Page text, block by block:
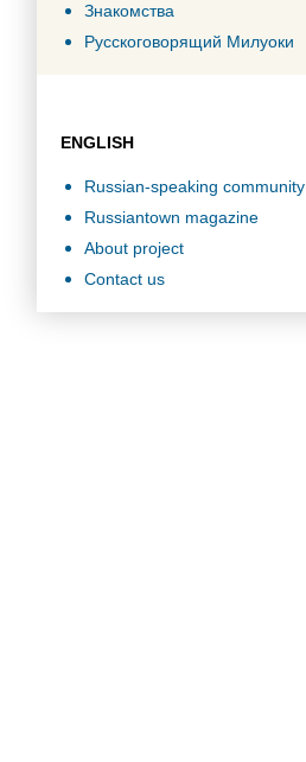
Знакомства
Русскоговорящий Милуоки
ENGLISH
Russian-speaking community
Russiantown magazine
About project
Contact us